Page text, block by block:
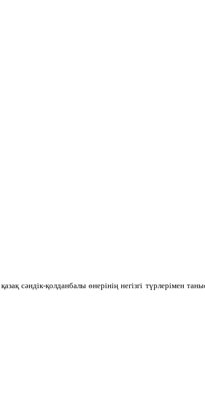
сәндік-қолданбалы өнерінің негізгі түрлерімен